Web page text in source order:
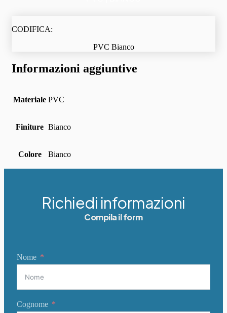
CODIFICA:
PVC Bianco
Informazioni aggiuntive
Materiale PVC
Finiture Bianco
Colore Bianco
Richiedi informazioni
Compila il form
Nome
Cognome